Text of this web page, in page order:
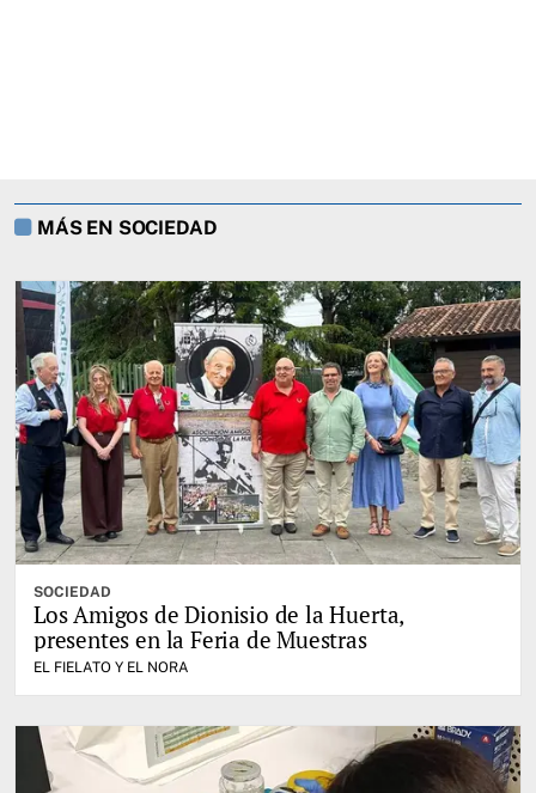
MÁS EN SOCIEDAD
SOCIEDAD
Los Amigos de Dionisio de la Huerta,
presentes en la Feria de Muestras
EL FIELATO Y EL NORA